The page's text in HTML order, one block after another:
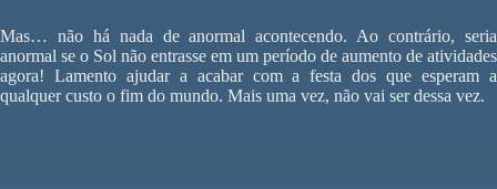
Mas… não há nada de anormal acontecendo. Ao contrário, seria
anormal se o Sol não entrasse em um período de aumento de atividades
agora! Lamento ajudar a acabar com a festa dos que esperam a
qualquer custo o fim do mundo. Mais uma vez, não vai ser dessa vez.